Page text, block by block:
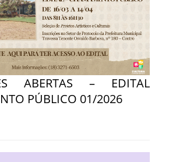
ABERTAS – EDITAL
PÚBLICO 01/2026